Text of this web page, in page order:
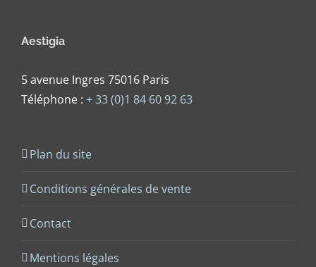
Aestigia
5 avenue Ingres 75016 Paris
Téléphone : + 33 (0)1 84 60 92 63
Plan du site
Conditions générales de vente
Contact
Mentions légales